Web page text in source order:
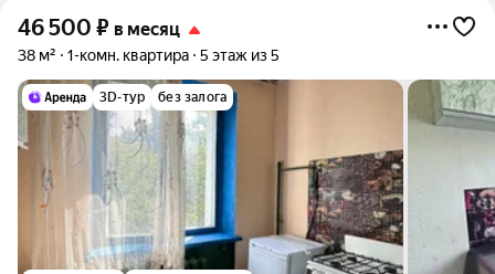
46 500 ₽ в месяц
38 м² 1-комн. квартира 5 этаж из 5
3D-тур без залога